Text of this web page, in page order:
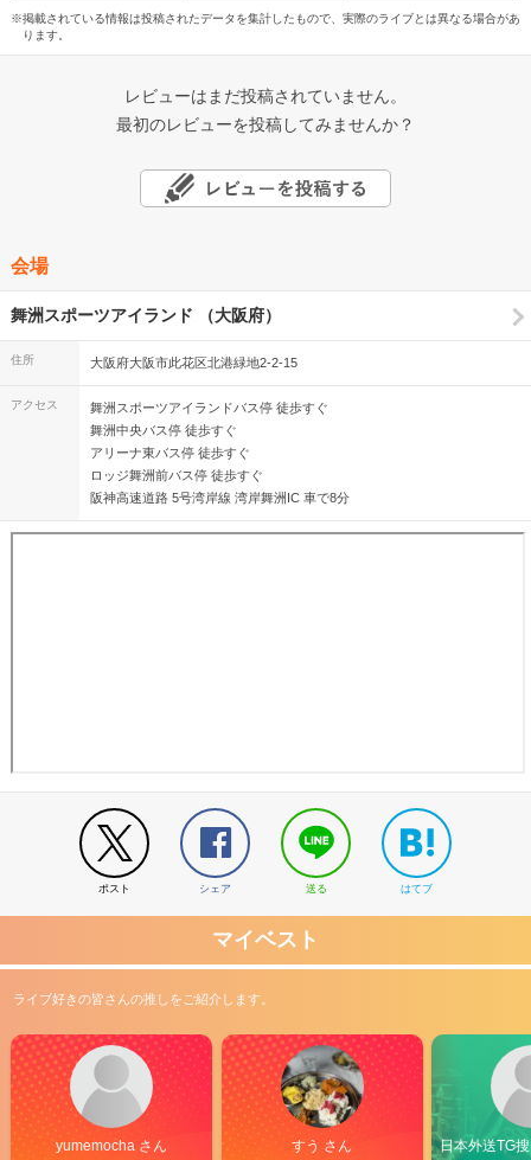
※掲載されている情報は投稿されたデータを集計したもので、実際のライブとは異なる場合があ
ります。
レビューはまだ投稿されていません。
最初のレビューを投稿してみませんか？
会場
舞洲スポーツアイランド （大阪府）
住所 大阪府大阪市此花区北港緑地2-2-15
アクセス
舞洲スポーツアイランドバス停 徒歩すぐ
舞洲中央バス停 徒歩すぐ
アリーナ東バス停 徒歩すぐ
ロッジ舞洲前バス停 徒歩すぐ
阪神高速道路 5号湾岸線 湾岸舞洲IC 車で8分
ポスト シェア 送る はてブ
マイベスト
ライブ好きの皆さんの推しをご紹介します。
yumemocha さん すう さん 日本外送TG